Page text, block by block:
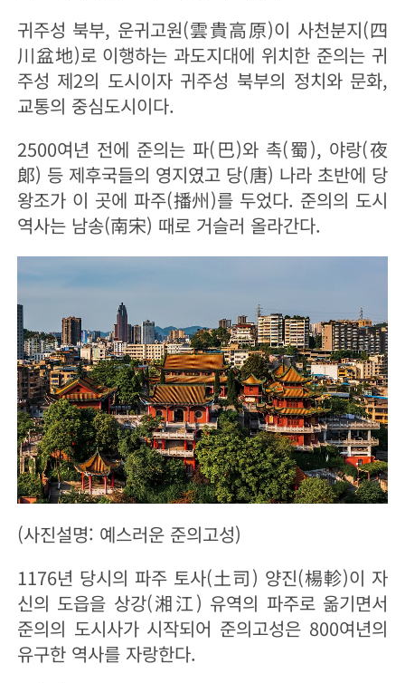
귀주성 북부, 운귀고원(雲貴高原)이 사천분지(四
川盆地)로 이행하는 과도지대에 위치한 준의는 귀
주성 제2의 도시이자 귀주성 북부의 정치와 문화,
교통의 중심도시이다.
2500여년 전에 준의는 파(巴)와 촉(蜀), 야랑(夜
郞) 등 제후국들의 영지였고 당(唐) 나라 초반에 당
왕조가 이 곳에 파주(播州)를 두었다. 준의의 도시
역사는 남송(南宋) 때로 거슬러 올라간다.
(사진설명: 예스러운 준의고성)
1176년 당시의 파주 토사(土司) 양진(楊軫)이 자
신의 도읍을 상강(湘江) 유역의 파주로 옮기면서
준의의 도시사가 시작되어 준의고성은 800여년의
유구한 역사를 자랑한다.